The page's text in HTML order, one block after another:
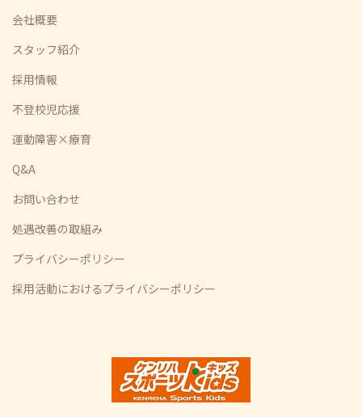
会社概要
スタッフ紹介
採用情報
不登校児応援
運動障害×療育
Q&A
お問い合わせ
処遇改善の取組み
プライバシーポリシー
採用活動におけるプライバシーポリシー